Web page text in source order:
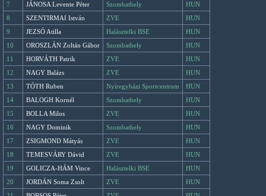
7
JÁNOSA Levente Péter Szombathely
HUN
8
SZENTIRMAI István ZVE
HUN
9
JEZSÓ Atilla Halásztelki BSE
HUN
10
OROSZLÁN Zoltán Gábor Szombathely
HUN
11
HORVÁTH Patrik ZVE
HUN
12
NAGY Balázs ZVE
HUN
13
TÓTH Ruben Nyíregyházi Sportcentrum
HUN
14
BALOGH Kornél Szombathely
HUN
15
BOLLA Milos ZVE
HUN
16
NAGY Dominik Szombathely
HUN
17
ZSIGMOND Mátyás ZVE
HUN
18
TEMESVÁRY Dávid ZVE
HUN
19
GOLICZA-HÁM Vince Halásztelki BSE
HUN
20
JORDÁN Soma Zsolt ZVE
HUN